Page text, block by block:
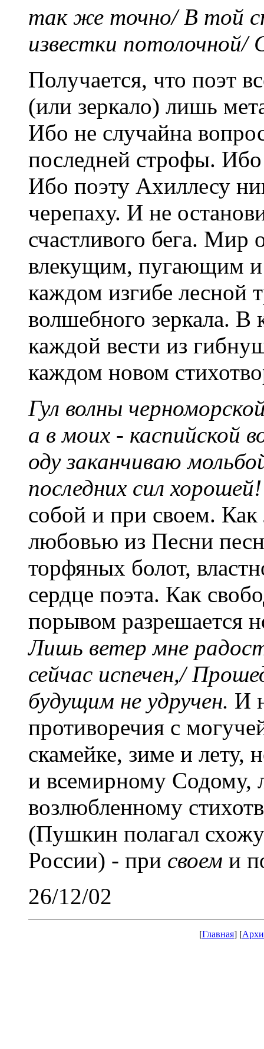
так же точно/ В той
известки потолочной/
Получается, что поэт
(или зеркало) лишь
Ибо не случайна
последней строфы.
Ибо поэту Ахиллесу
черепаху. И не
счастливого бега. Мир
влекущим, пугающим
каждом изгибе лесной
волшебного зеркала.
каждой вести из
каждом новом
Гул волны
а в моих - каспийской
оду заканчиваю
последних сил хорошей!
собой и при своем. Как
любовью из Песни
торфяных болот,
сердце поэта. Как
порывом разрешается
Лишь ветер мне
сейчас испечен,/
будущим не удручен. И
противоречия с
скамейке, зиме и лету,
и всемирному
возлюбленному
(Пушкин полагал
России) - при своем и
26/12/02
[Главная] [